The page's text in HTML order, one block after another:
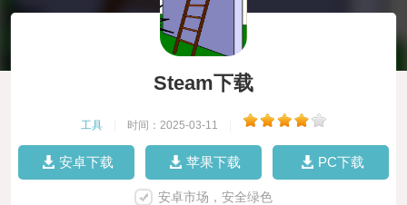
Steam下载
工具 时间：2025-03-11
安卓下载 苹果下载 PC下载
安卓市场，安全绿色